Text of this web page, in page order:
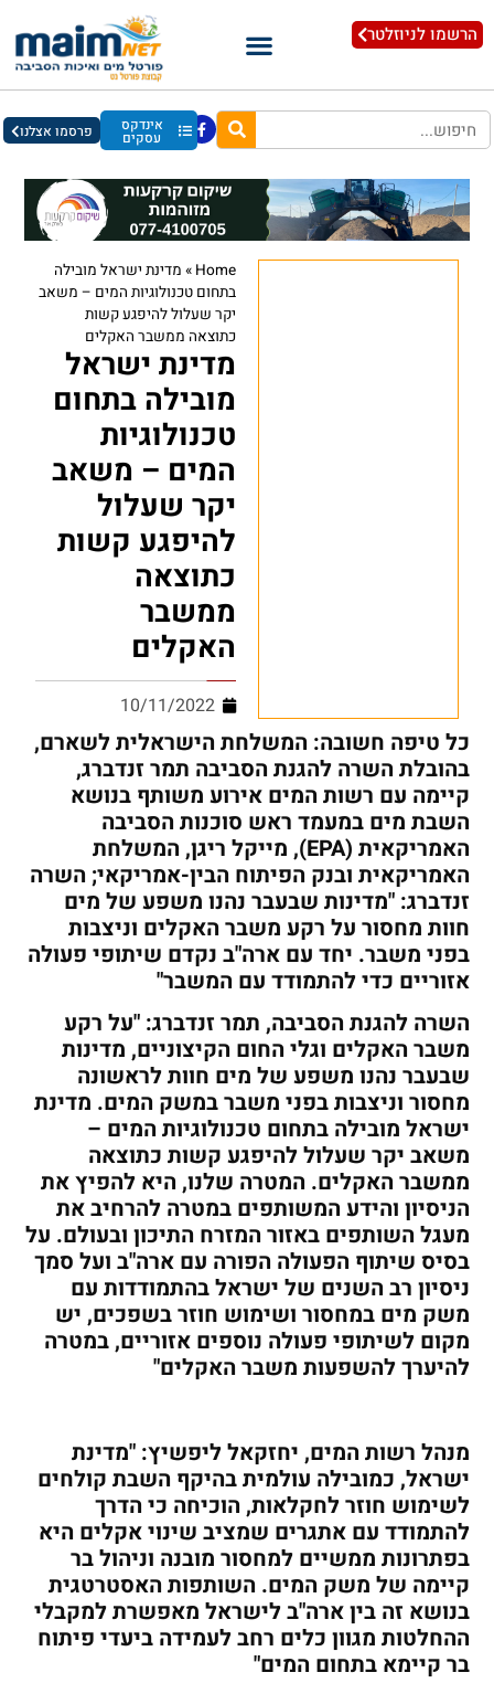
הרשמו לניוזלטר
אינדקס
עסקים פרסמו אצלנו
Home
» מדינת ישראל מובילה
בתחום טכנולוגיות המים – משאב
יקר שעלול להיפגע קשות
כתוצאה ממשבר האקלים
מדינת ישראל
מובילה בתחום
טכנולוגיות
המים – משאב
יקר שעלול
להיפגע קשות
כתוצאה
ממשבר
האקלים
10/11/2022
כל טיפה חשובה: המשלחת הישראלית לשארם,
בהובלת השרה להגנת הסביבה תמר זנדברג,
קיימה עם רשות המים אירוע משותף בנושא
השבת מים במעמד ראש סוכנות הסביבה
האמריקאית (EPA), מייקל ריגן, המשלחת
האמריקאית ובנק הפיתוח הבין-אמריקאי; השרה
זנדברג: "מדינות שבעבר נהנו משפע של מים
חוות מחסור על רקע משבר האקלים וניצבות
בפני משבר. יחד עם ארה"ב נקדם שיתופי פעולה
אזוריים כדי להתמודד עם המשבר"
השרה להגנת הסביבה, תמר זנדברג: "על רקע
משבר האקלים וגלי החום הקיצוניים, מדינות
שבעבר נהנו משפע של מים חוות לראשונה
מחסור וניצבות בפני משבר במשק המים. מדינת
ישראל מובילה בתחום טכנולוגיות המים –
משאב יקר שעלול להיפגע קשות כתוצאה
ממשבר האקלים. המטרה שלנו, היא להפיץ את
הניסיון והידע המשותפים במטרה להרחיב את
מעגל השותפים באזור המזרח התיכון ובעולם. על
בסיס שיתוף הפעולה הפורה עם ארה"ב ועל סמך
ניסיון רב השנים של ישראל בהתמודדות עם
משק מים במחסור ושימוש חוזר בשפכים, יש
מקום לשיתופי פעולה נוספים אזוריים, במטרה
להיערך להשפעות משבר האקלים"
מנהל רשות המים, יחזקאל ליפשיץ: "מדינת
ישראל, כמובילה עולמית בהיקף השבת קולחים
לשימוש חוזר לחקלאות, הוכיחה כי הדרך
להתמודד עם אתגרים שמציב שינוי אקלים היא
בפתרונות ממשיים למחסור מובנה וניהול בר
קיימה של משק המים. השותפות האסטרטגית
בנושא זה בין ארה"ב לישראל מאפשרת למקבלי
ההחלטות מגוון כלים רחב לעמידה ביעדי פיתוח
בר קיימא בתחום המים"